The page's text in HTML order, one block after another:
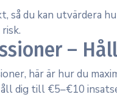
så du kan utvärdera
–
här är hur du
dig till €5–€10